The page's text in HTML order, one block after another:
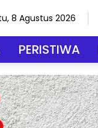
8 Agustus 2026
PERISTIWA